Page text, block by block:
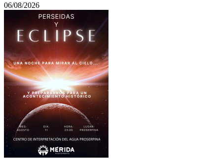
06/08/2026